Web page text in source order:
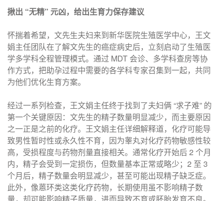
揪出 “无精” 元凶，给出生育力保存建议
怀揣着希望，文先生夫妇来到新华医院生殖医学中心，王文
娟主任团队在了解文先生的癌症病史后，立刻启动了生殖医
学多学科全程管理模式。通过 MDT 会诊、多学科查房等协
作方式，把助孕过程中需要的各学科专家召集到一起，共同
为他们优化生育方案。
经过一系列检查，王文娟主任终于找到了夫妇俩 “求子难” 的
第一个关键原因：文先生的精子数量明显减少，而主要原因
之一正是之前的化疗。王文娟主任详细解释道，化疗可能导
致男性暂时性或永久性不育，因为睾丸对化疗药物敏感性较
高，受损程度与药物剂量直接相关。通常化疗开始后 2 个月
内，精子会受到一定损伤，但数量基本正常或略少；2 至 3
个月后，精子数量会明显减少，甚至可能出现精子缺乏症。
此外，像蒽环类这类化疗药物，长期使用虽不影响精子数